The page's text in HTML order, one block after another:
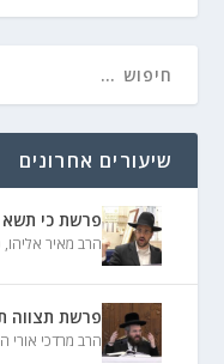
שיעורים אחרונים
פרשת כי
הרב מאיר אליהו,
פרשת תצווה
הרב מרדכי אורי